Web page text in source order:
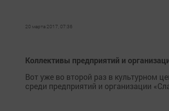
20 марта 2017, 07:36
Коллективы предприятий и
Вот уже во второй раз в культурном
среди предприятий и организации